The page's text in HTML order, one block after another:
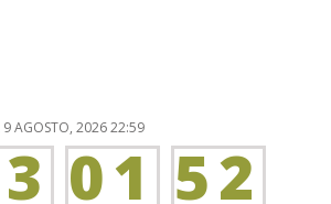
AGOSTO, 2026 22:59
3 01 52